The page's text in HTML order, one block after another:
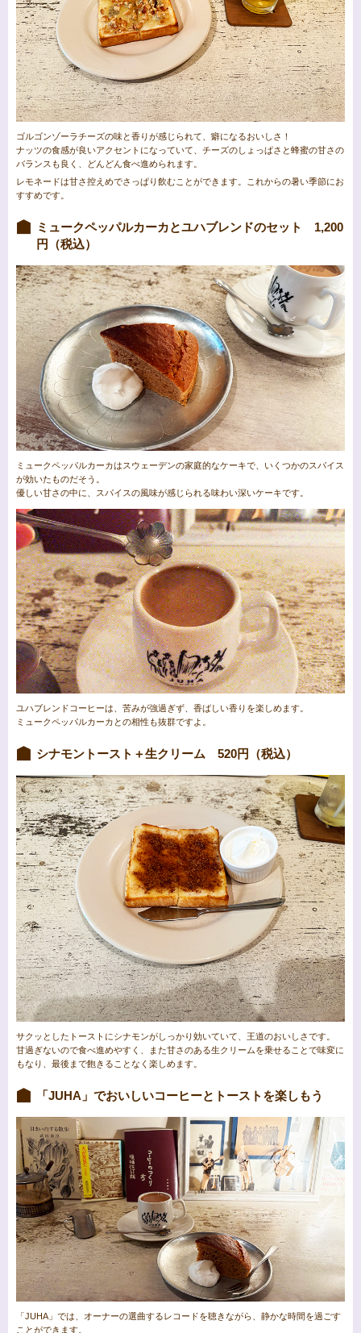
ゴルゴンゾーラチーズの味と香りが感じられて、癖になるおいしさ！
ナッツの食感が良いアクセントになっていて、チーズのしょっぱさと蜂蜜の甘さの
バランスも良く、どんどん食べ進められます。
レモネードは甘さ控えめでさっぱり飲むことができます。これからの暑い季節にお
すすめです。
ミュークペッパルカーカとユハブレンドのセット 1,200
円（税込）
ミュークペッパルカーカはスウェーデンの家庭的なケーキで、いくつかのスパイス
が効いたものだそう。
優しい甘さの中に、スパイスの風味が感じられる味わい深いケーキです。
ユハブレンドコーヒーは、苦みが強過ぎず、香ばしい香りを楽しめます。
ミュークペッパルカーカとの相性も抜群ですよ。
シナモントースト＋生クリーム 520円（税込）
サクッとしたトーストにシナモンがしっかり効いていて、王道のおいしさです。
甘過ぎないので食べ進めやすく、また甘さのある生クリームを乗せることで味変に
もなり、最後まで飽きることなく楽しめます。
「JUHA」でおいしいコーヒーとトーストを楽しもう
「JUHA」では、オーナーの選曲するレコードを聴きながら、静かな時間を過ごす
ことができます。